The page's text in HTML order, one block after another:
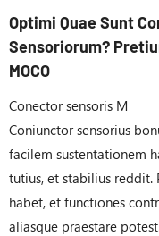
Optimi Quae Sunt
Sensoriorum?
MOCO
Conector sensoris M
Coniunctor sensorius
facilem sustentationem
tutius, et stabilius reddit.
habet, et functiones
aliasque praestare